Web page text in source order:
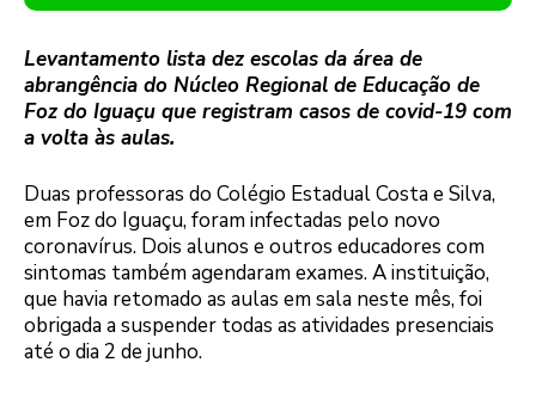
Levantamento lista dez escolas da área de
abrangência do Núcleo Regional de Educação de
Foz do Iguaçu que registram casos de covid-19 com
a volta às aulas.
Duas professoras do Colégio Estadual Costa e Silva,
em Foz do Iguaçu, foram infectadas pelo novo
coronavírus. Dois alunos e outros educadores com
sintomas também agendaram exames. A instituição,
que havia retomado as aulas em sala neste mês, foi
obrigada a suspender todas as atividades presenciais
até o dia 2 de junho.